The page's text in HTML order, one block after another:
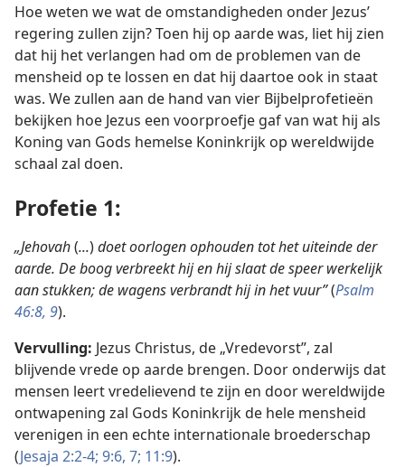
Hoe weten we wat de omstandigheden onder Jezus’
regering zullen zijn? Toen hij op aarde was, liet hij zien
dat hij het verlangen had om de problemen van de
mensheid op te lossen en dat hij daartoe ook in staat
was. We zullen aan de hand van vier Bijbelprofetieën
bekijken hoe Jezus een voorproefje gaf van wat hij als
Koning van Gods hemelse Koninkrijk op wereldwijde
schaal zal doen.
Profetie 1:
„Jehovah(...)doet oorlogen ophouden tot het uiteinde der
aarde. Deboog verbreekt hij en hij slaat de speer werkelijk
aan stukken; de wagens verbrandt hij in het vuur”(Psalm
46:8, 9).
Vervulling: Jezus Christus, de „Vredevorst”, zal
blijvende vrede op aarde brengen. Door onderwijs dat
mensen leert vredelievend te zijn en door wereldwijde
ontwapening zal Gods Koninkrijk de hele mensheid
verenigen in een echte internationale broederschap
(Jesaja 2:2-4; 9:6, 7; 11:9).